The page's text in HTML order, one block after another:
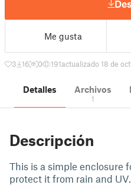
Me gusta
3 16 0 191actualizado 18 de
Detalles Archivos
1
Descripción
This is a simple enclosure
protect it from rain and UV.